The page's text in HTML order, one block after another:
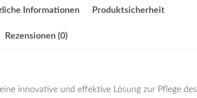
Informationen Produktsicherheit
Rezensionen (0)
innovative und effektive Lösung zur Pflege des